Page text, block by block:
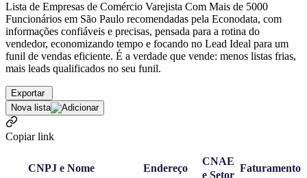
Lista de Empresas de Comércio Varejista Com Mais de 5000
Funcionários em São Paulo recomendadas pela Econodata, com
informações confiáveis e precisas, pensada para a rotina do
vendedor, economizando tempo e focando no Lead Ideal para um
funil de vendas eficiente. É a verdade que vende: menos listas frias,
mais leads qualificados no seu funil.
Exportar
Nova lista
Copiar link
CNPJ e Nome Endereço
CNAE
e Setor
Faturamento